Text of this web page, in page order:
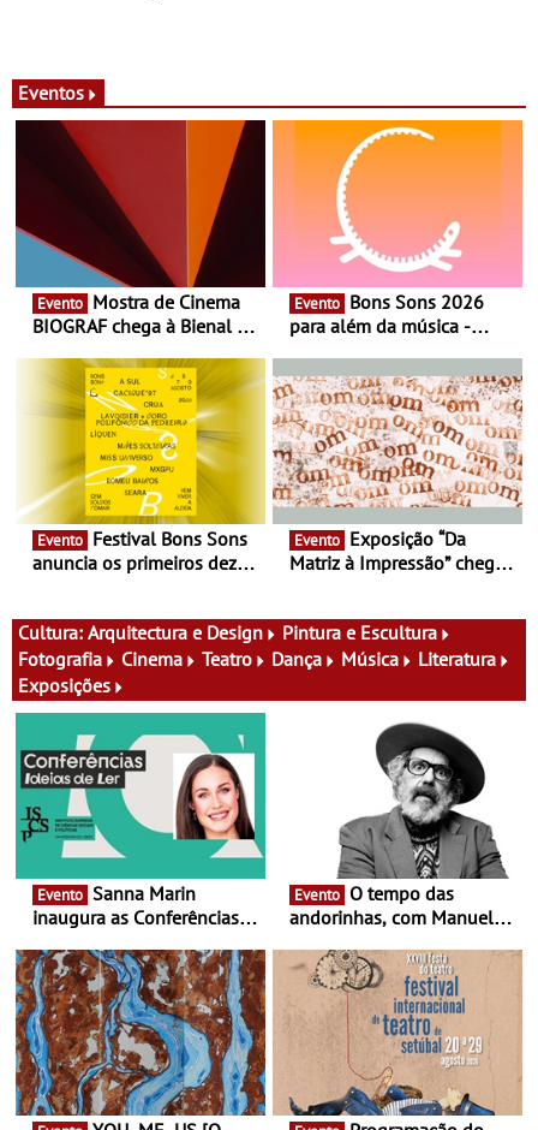
Eventos
Evento
BIOGRAF chega à Bienal de
Documentário, ensaio
fílmico e práticas artísticas
Evento
para além da música -
percursos, oficinas,
atividades para toda a
família e muito mais
Evento
anuncia os primeiros dez
Evento
Matriz à Impressão” chega
nova exposição do Museu
do Oriente prova-o
Cultura: Arquitectura e Design
Pintura e Escultura
Fotografia
Cinema Teatro Dança Música
Literatura
Exposições
Evento
inaugura as Conferências
Antiga primeira-ministra da
Finlândia é a convidada da
primeira edição do novo
ciclo de debates dedicado
aos grandes temas do
nosso tempo
Evento
andorinhas, com Manuel
Atum - Concerto
performance na MAAT
Gallery a 3 de Setembro,
19:30